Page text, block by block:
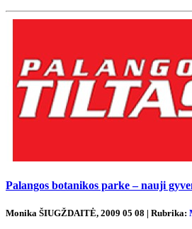
Palangos botanikos parke – nauji
Monika ŠIUGŽDAITĖ, 2009 05 08 | Rubrika: